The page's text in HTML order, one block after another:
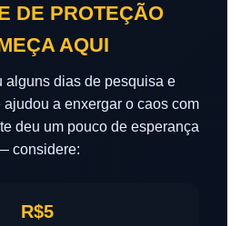
DE PROTEÇÃO
AQUI
alguns dias de pesquisa e
a enxergar o caos com
deu um pouco de esperança
considere:
R$5